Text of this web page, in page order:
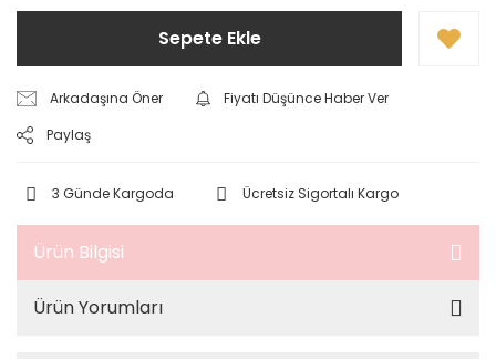
Sepete Ekle
Arkadaşına Öner
Fiyatı Düşünce Haber Ver
Paylaş
3 Günde Kargoda Ücretsiz Sigortalı Kargo
Ürün Bilgisi
Ürün Yorumları